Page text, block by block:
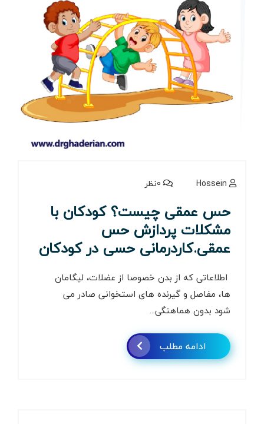
Hossein
حس عمقی چیست؟ کودکان با
مشکلات پردازش حس
عمقی.کاردرمانی حسی در کودکان
اطلاعاتی که از بدن خصوصا از عضلات، لیگامان
ها، مفاصل و گیرنده های استخوانی صادر می
شود بدون هماهنگی...
ادامه مطلب